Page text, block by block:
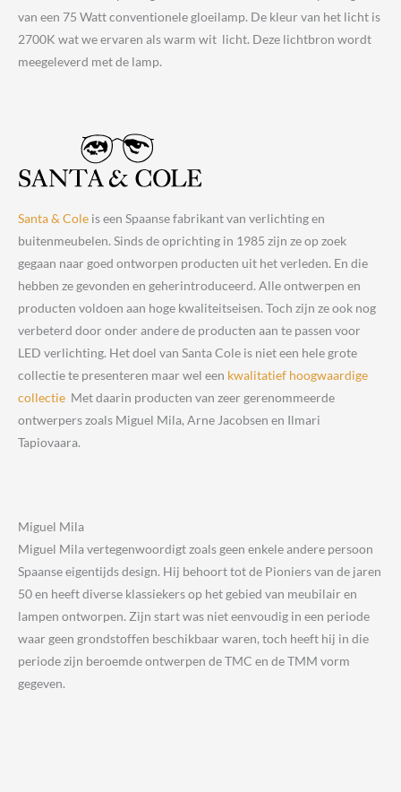
van een 75 Watt conventionele gloeilamp. De kleur van het licht is
2700K wat we ervaren als warm wit licht. Deze lichtbron wordt
meegeleverd met de lamp.
Santa & Cole is een Spaanse fabrikant van verlichting en
buitenmeubelen. Sinds de oprichting in 1985 zijn ze op zoek
gegaan naar goed ontworpen producten uit het verleden. En die
hebben ze gevonden en geherintroduceerd. Alle ontwerpen en
producten voldoen aan hoge kwaliteitseisen. Toch zijn ze ook nog
verbeterd door onder andere de producten aan te passen voor
LED verlichting. Het doel van Santa Cole is niet een hele grote
collectie te presenteren maar wel een kwalitatief hoogwaardige
collectie Met daarin producten van zeer gerenommeerde
ontwerpers zoals Miguel Mila, Arne Jacobsen en Ilmari
Tapiovaara.
Miguel Mila
Miguel Mila vertegenwoordigt zoals geen enkele andere persoon
Spaanse eigentijds design. Hij behoort tot de Pioniers van de jaren
50 en heeft diverse klassiekers op het gebied van meubilair en
lampen ontworpen. Zijn start was niet eenvoudig in een periode
waar geen grondstoffen beschikbaar waren, toch heeft hij in die
periode zijn beroemde ontwerpen de TMC en de TMM vorm
gegeven.